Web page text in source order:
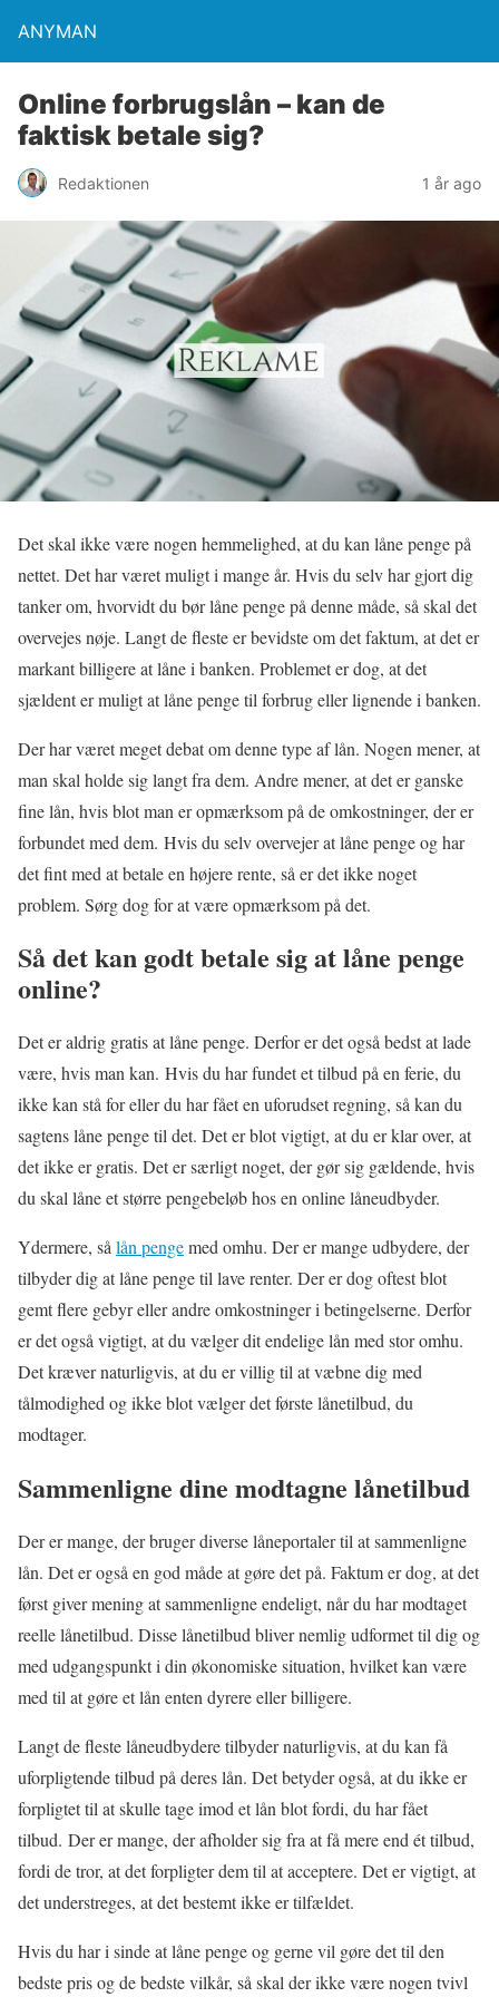
ANYMAN
Online forbrugslån – kan de
faktisk betale sig?
Redaktionen 1 år ago
Det skal ikke være nogen hemmelighed, at du kan låne penge på
nettet. Det har været muligt i mange år. Hvis du selv har gjort dig
tanker om, hvorvidt du bør låne penge på denne måde, så skal det
overvejes nøje. Langt de fleste er bevidste om det faktum, at det er
markant billigere at låne i banken. Problemet er dog, at det
sjældent er muligt at låne penge til forbrug eller lignende i banken.
Der har været meget debat om denne type af lån. Nogen mener, at
man skal holde sig langt fra dem. Andre mener, at det er ganske
fine lån, hvis blot man er opmærksom på de omkostninger, der er
forbundet med dem. Hvis du selv overvejer at låne penge og har
det fint med at betale en højere rente, så er det ikke noget
problem. Sørg dog for at være opmærksom på det.
Så det kan godt betale sig at låne penge
online?
Det er aldrig gratis at låne penge. Derfor er det også bedst at lade
være, hvis man kan. Hvis du har fundet et tilbud på en ferie, du
ikke kan stå for eller du har fået en uforudset regning, så kan du
sagtens låne penge til det. Det er blot vigtigt, at du er klar over, at
det ikke er gratis. Det er særligt noget, der gør sig gældende, hvis
du skal låne et større pengebeløb hos en online låneudbyder.
Ydermere, sålån pengemed omhu. Der er mange udbydere, der
tilbyder dig at låne penge til lave renter. Der er dog oftest blot
gemt flere gebyr eller andre omkostninger i betingelserne. Derfor
er det også vigtigt, at du vælger dit endelige lån med stor omhu.
Det kræver naturligvis, at du er villig til at væbne dig med
tålmodighed og ikke blot vælger det første lånetilbud, du
modtager.
Sammenligne dine modtagne lånetilbud
Der er mange, der bruger diverse låneportaler til at sammenligne
lån. Det er også en god måde at gøre det på. Faktum er dog, at det
først giver mening at sammenligne endeligt, når du har modtaget
reelle lånetilbud. Disse lånetilbud bliver nemlig udformet til dig og
med udgangspunkt i din økonomiske situation, hvilket kan være
med til at gøre et lån enten dyrere eller billigere.
Langt de fleste låneudbydere tilbyder naturligvis, at du kan få
uforpligtende tilbud på deres lån. Det betyder også, at du ikke er
forpligtet til at skulle tage imod et lån blot fordi, du har fået
tilbud. Der er mange, der afholder sig fra at få mere end ét tilbud,
fordi de tror, at det forpligter dem til at acceptere. Det er vigtigt, at
det understreges, at det bestemt ikke er tilfældet.
Hvis du har i sinde at låne penge og gerne vil gøre det til den
bedste pris og de bedste vilkår, så skal der ikke være nogen tvivl